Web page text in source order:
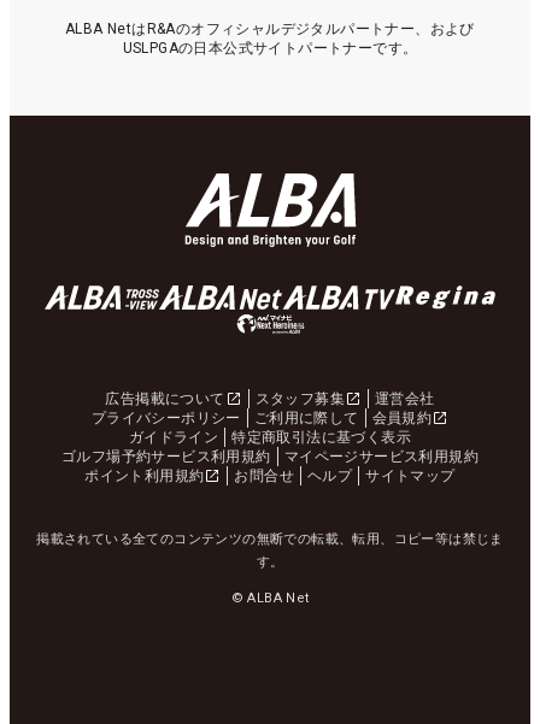
ALBA NetはR&Aのオフィシャルデジタルパートナー、および
USLPGAの日本公式サイトパートナーです。
広告掲載について スタッフ募集
運営会社
プライバシーポリシー
ご利用に際して
会員規約
ガイドライン
特定商取引法に基づく表示
ゴルフ場予約サービス利用規約
マイページサービス利用規約
ポイント利用規約
お問合せ ヘルプ サイトマップ
掲載されている全てのコンテンツの無断での転載、転用、コピー等は禁じま
す。
© ALBA Net